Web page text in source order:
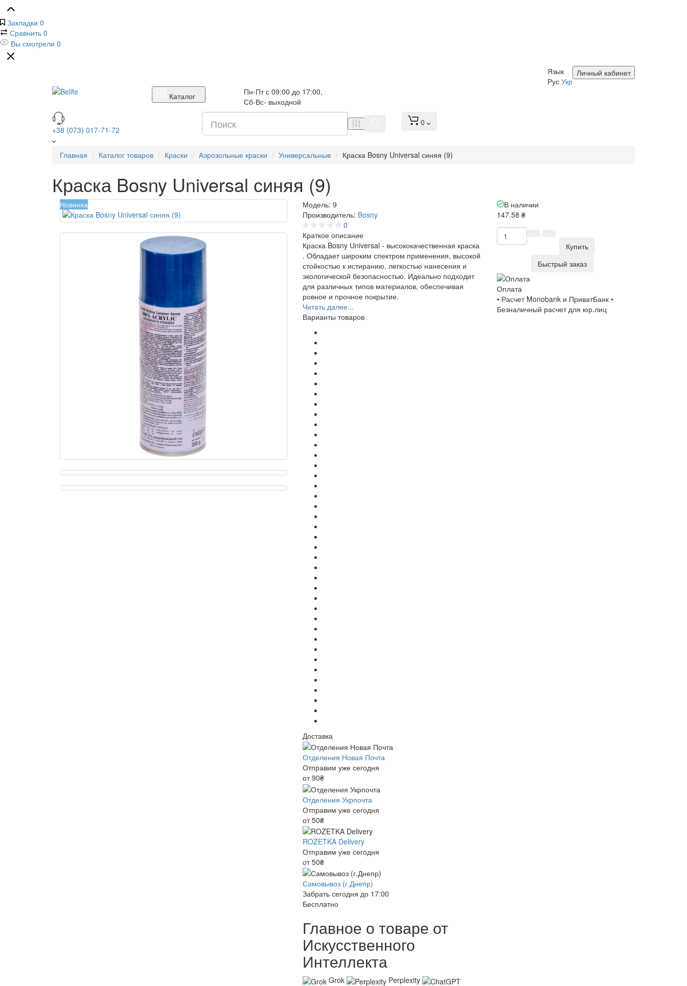
Закладки 0
Сравнить 0
Вы смотрели 0
Личный кабинет
Язык
Рус Укр
Каталог
Пн-Пт с 09:00 до 17:00,
Сб-Вс- выходной
+38 (073) 017-71-72
0
Главная Каталог товаров Краски Аэрозольные краски Универсальные Краска Bosny Universal синяя (9)
Краска Bosny Universal синяя (9)
Новинка Модель: 9
Производитель: Bosny
0
Краткое описание
Краска Bosny Universal - высококачественная краска
. Обладает широким спектром применения, высокой
стойкостью к истиранию, легкостью нанесения и
экологической безопасностью. Идеально подходит
для различных типов материалов, обеспечивая
ровное и прочное покрытие.
Читать далее...
Варианты товаров
Доставка
Отделения Новая Почта
Отправим уже сегодня
от 90₴
Отделения Укрпочта
Отправим уже сегодня
от 50₴
ROZETKA Delivery
Отправим уже сегодня
от 50₴
Самовывоз (г.Днепр)
Забрать сегодня до 17:00
Бесплатно
Главное о товаре от
Искусственного
Интеллекта
Grok
Perplexity
В наличии
147.58 ₴
Купить
Быстрый заказ
Оплата
• Расчет Monobank и ПриватБанк •
Безналичный расчет для юр.лиц